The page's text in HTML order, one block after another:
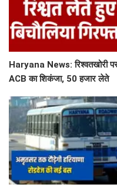
Haryana News: रिश्वतखोरी
ACB का शिकंजा, 50 हजार लेते